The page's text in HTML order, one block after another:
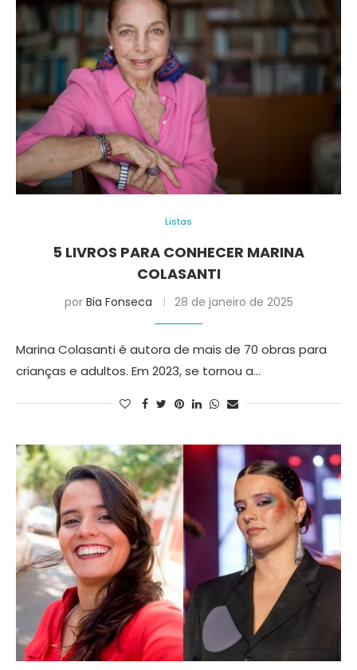
Listas
5 LIVROS PARA CONHECER MARINA
COLASANTI
por Bia Fonseca 28 de janeiro de 2025
Marina Colasanti é autora de mais de 70 obras para
crianças e adultos. Em 2023, se tornou a…